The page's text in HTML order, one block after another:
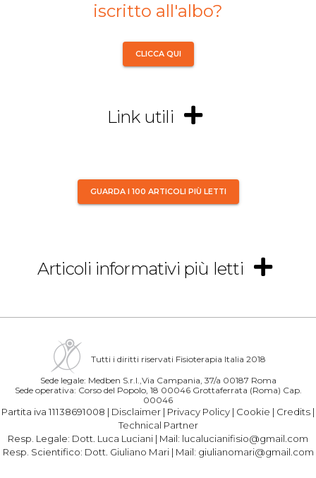
iscritto all'albo?
CLICCA QUI
Link utili
GUARDA I 100 ARTICOLI PIÙ LETTI
Articoli informativi più letti
Tutti i diritti riservati Fisioterapia Italia 2018
Sede legale: Medben S.r.l.,Via Campania, 37/a 00187 Roma
Sede operativa: Corso del Popolo, 18 00046 Grottaferrata (Roma) Cap.
00046
Partita iva 11138691008 | Disclaimer | Privacy Policy | Cookie | Credits |
Technical Partner
Resp. Legale: Dott. Luca Luciani | Mail: lucalucianifisio@gmail.com
Resp. Scientifico: Dott. Giuliano Mari| Mail: giulianomari@gmail.com